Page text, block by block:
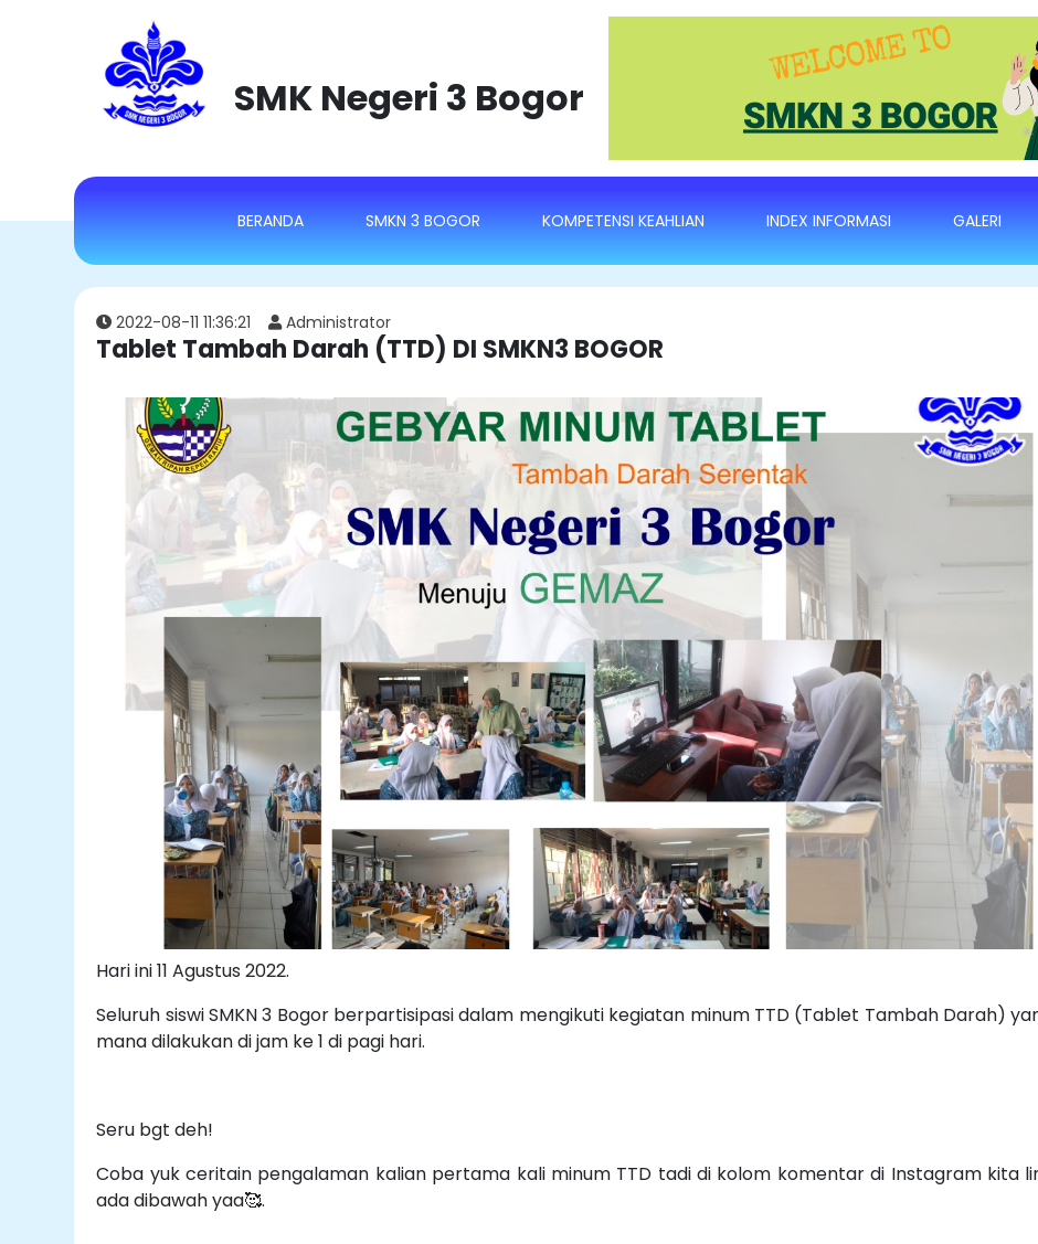
SMK Negeri 3 Bogor
BERANDA(CURRENT)SMKN 3 BOGOR KOMPETENSI KEAHLIAN INDEX INFORMASI GALERI
2022-08-11 11:36:21 Administrator
Tablet Tambah Darah (TTD) DI SMKN3 BOGOR
Hari ini 11 Agustus 2022.
Seluruh siswi SMKN 3 Bogor berpartisipasi dalam mengikuti kegiatan minum TTD (Tablet Tambah Darah)
mana dilakukan di jam ke 1 di pagi hari.
Seru bgt deh!
Coba yuk ceritain pengalaman kalian pertama kali minum TTD tadi di kolom komentar di Instagram kita
ada dibawah yaa🥰.